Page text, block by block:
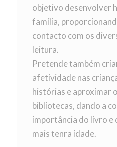
objetivo desenvolver
família,
contacto com os
leitura.
Pretende também
afetividade nas
histórias e aproximar
bibliotecas, dando a
importância do livro e
mais tenra idade.